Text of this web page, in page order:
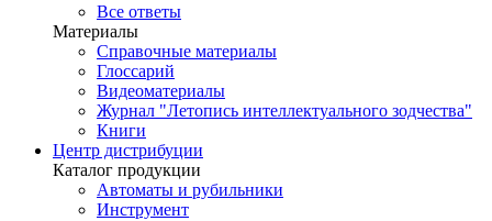
Все ответы
Материалы
Справочные материалы
Глоссарий
Видеоматериалы
Журнал "Летопись интеллектуального зодчества"
Книги
Центр дистрибуции
Каталог продукции
Автоматы и рубильники
Инструмент